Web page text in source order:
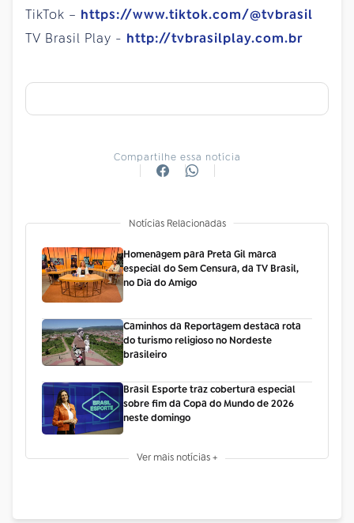
TikTok – https://www.tiktok.com/@tvbrasil
TV Brasil Play - http://tvbrasilplay.com.br
Compartilhe essa notícia
Notícias Relacionadas
Homenagem para Preta Gil marca
especial do Sem Censura, da TV Brasil,
no Dia do Amigo
Caminhos da Reportagem destaca rota
do turismo religioso no Nordeste
brasileiro
Brasil Esporte traz cobertura especial
sobre fim da Copa do Mundo de 2026
neste domingo
Ver mais notícias +